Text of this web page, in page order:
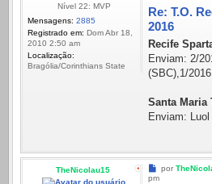
Nível 22: MVP
Mensagens: 2885
Registrado em: Dom Abr 18,
2010 2:50 am
Localização:
Bragólia/Corinthians State
Re: T.O.
2016
Recife
Enviam: 2/
(SBC),1/
Santa Maria
Enviam:
TheNicolau15 Mensagem
por
pm